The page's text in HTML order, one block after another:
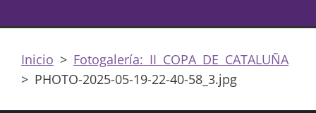
Inicio > Fotogalería: II COPA DE CATALUÑA
> PHOTO-2025-05-19-22-40-58_3.jpg